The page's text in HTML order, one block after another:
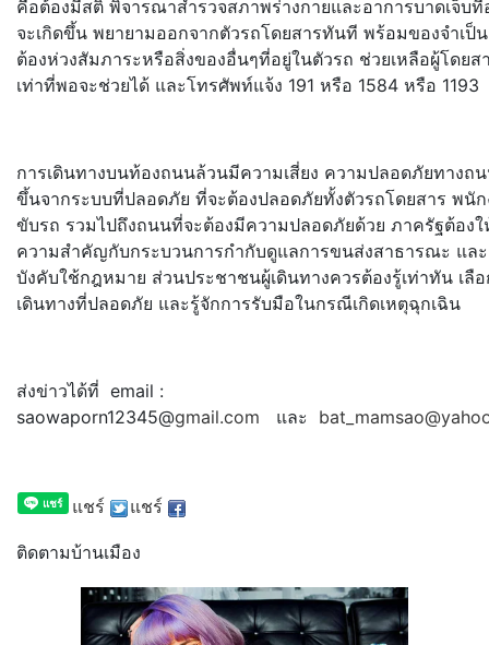
คือต้องมีสติ พิจารณาสำรวจสภาพร่างกายและอาการบาดเจ็บที่
จะเกิดขึ้น พยายามออกจากตัวรถโดยสารทันที พร้อมของจำเป็
ต้องห่วงสัมภาระหรือสิ่งของอื่นๆที่อยู่ในตัวรถ ช่วยเหลือผู้โดยส
เท่าที่พอจะช่วยได้ และโทรศัพท์แจ้ง 191 หรือ 1584 หรือ 1193
การเดินทางบนท้องถนนล้วนมีความเสี่ยง ความปลอดภัยทางถน
ขึ้นจากระบบที่ปลอดภัย ที่จะต้องปลอดภัยทั้งตัวรถโดยสาร พนั
ขับรถ รวมไปถึงถนนที่จะต้องมีความปลอดภัยด้วย ภาครัฐต้องใ
ความสำคัญกับกระบวนการกำกับดูแลการขนส่งสาธารณะ แล
บังคับใช้กฎหมาย ส่วนประชาชนผู้เดินทางควรต้องรู้เท่าทัน เลื
เดินทางที่ปลอดภัย และรู้จักการรับมือในกรณีเกิดเหตุฉุกเฉิน
ส่งข่าวได้ที่ email :
saowaporn12345@gmail.com และ
แชร์ แชร์
ติดตามบ้านเมือง